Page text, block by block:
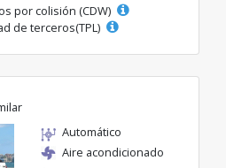
por colisión (CDW)
de terceros(TPL)
Automático
Aire acondicionado